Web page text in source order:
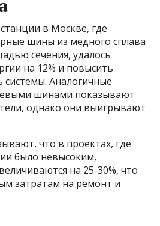
в Москве, где
шины из медного сплава
сечения, удалось
на 12% и повысить
системы. Аналогичные
шинами показывают
однако они выигрывают
что в проектах, где
было невысоким,
на 25-30%, что
затратам на ремонт и